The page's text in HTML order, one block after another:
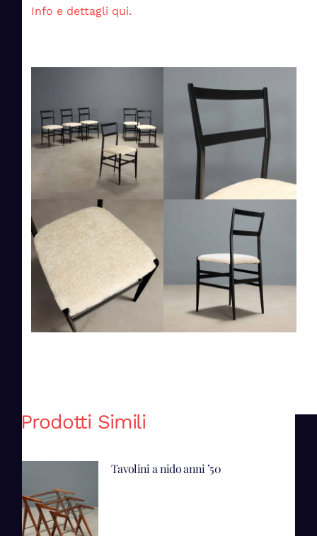
Info e dettagli qui.
Prodotti Simili
Tavolini a nido anni ’50